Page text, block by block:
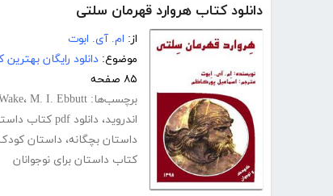
دانلود کتاب هروارد قهرمان سلتی
از: ام. آی. ابوت
موضوع: دانلود رایگان
۸۵ صفحه
برچسب‌ها:
، M. I. Ebbuttکتاب داستان کودک
اندروید، دانلود pdf کتاب داستان های کودکانه
داستان بچگانه، داستان
کتاب داستان برای نوجوانان